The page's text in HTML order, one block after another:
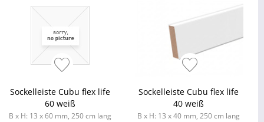
Sockelleiste Cubu flex life
60 weiß
B x H: 13 x 60 mm, 250 cm lang
Sockelleiste Cubu flex life
40 weiß
B x H: 13 x 40 mm, 250 cm lang